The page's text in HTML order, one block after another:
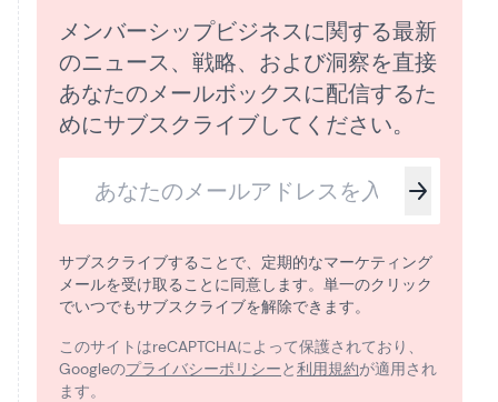
メンバーシップビジネスに関する最新
のニュース、戦略、および洞察を直接
あなたのメールボックスに配信するた
めにサブスクライブしてください。
サブスクライブすることで、定期的なマーケティング
メールを受け取ることに同意します。単一のクリック
でいつでもサブスクライブを解除できます。
このサイトはreCAPTCHAによって保護されており、
Googleのプライバシーポリシーと利用規約が適用され
ます。